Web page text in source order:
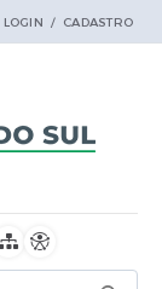
LOGIN / CADASTRO